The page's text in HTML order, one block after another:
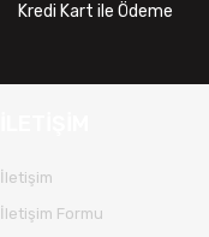
Kredi Kart ile Ödeme
İletişim
İletişim Formu